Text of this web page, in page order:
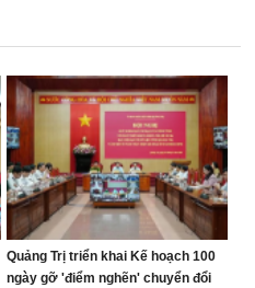
Quảng Trị triển khai Kế hoạch 100
ngày gỡ 'điểm nghẽn' chuyển đổi